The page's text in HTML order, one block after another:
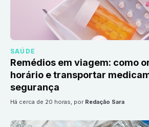
SAÚDE
Remédios em viagem: como
horário e transportar
segurança
há cerca de 20 horas, por Redação Sara